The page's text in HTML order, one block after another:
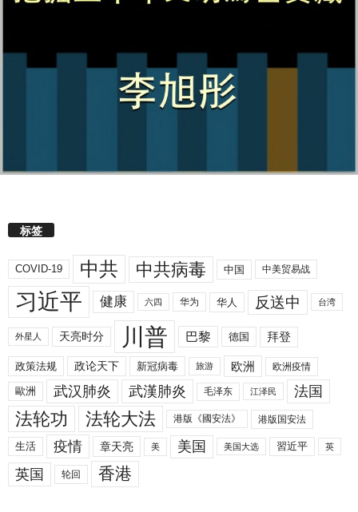
标签
COVID-19 中共 中共病毒 中国 中美贸易战
习近平 健康 六四 华为 华人 反送中 台湾
外星人 天亮时分 川普 巴黎 德国 拜登
政策法规 政论天下 新冠病毒 旅游 欧洲 欧洲疫情
歐洲 武汉肺炎 武漢肺炎 毛泽东 江泽民 法国
法轮功 法轮大法 港版《國安法》 港版国安法
生活 疫情 章天亮 美 美国 美国大选 習近平 英
英国 轮回 香港